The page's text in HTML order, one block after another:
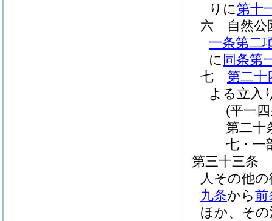
りに第十
六
自然
一条第二
に 同条第
七
第二十
よる立入
(平一
第二十
七・一
第三十三条
人その他
九条から前
ほか、そ